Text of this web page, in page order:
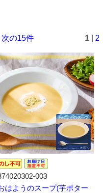
次の15件 1 2
003
はようのスープ(芋ポター